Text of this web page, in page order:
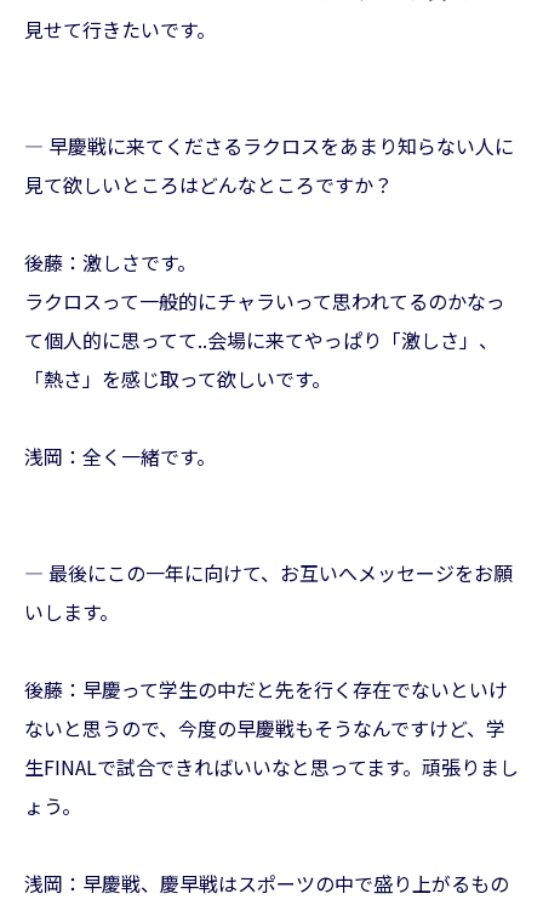
見せて行きたいです。
— 早慶戦に来てくださるラクロスをあまり知らない人に
見て欲しいところはどんなところですか？
後藤：激しさです。
ラクロスって一般的にチャラいって思われてるのかなっ
て個人的に思ってて..会場に来てやっぱり「激しさ」、
「熱さ」を感じ取って欲しいです。
浅岡：全く一緒です。
— 最後にこの一年に向けて、お互いへメッセージをお願
いします。
後藤：早慶って学生の中だと先を行く存在でないといけ
ないと思うので、今度の早慶戦もそうなんですけど、学
生FINALで試合できればいいなと思ってます。頑張りまし
ょう。
浅岡：早慶戦、慶早戦はスポーツの中で盛り上がるもの